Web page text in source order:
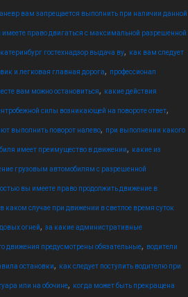
вам запрещается выполнить при наличии данной
имеете право двигаться с максимальной разрешенной
гостехнадзор выдача ву, как вам следует
и легковая главная дорога, профессионал
вам можно остановиться, какие действия
силы возникающей на повороте ответ,
выполнить поворот налево, при выполнении какого
имеет преимущество в движении, какие из
грузовым автомобилям с разрешенной
вы имеете право продолжить движение в
в каком случае при движении в светлое время суток
огней, за какие административные
движения предусмотрены обязательные, водители
остановки, как следует поступить водителю при
или на обочине, когда может быть прекращена